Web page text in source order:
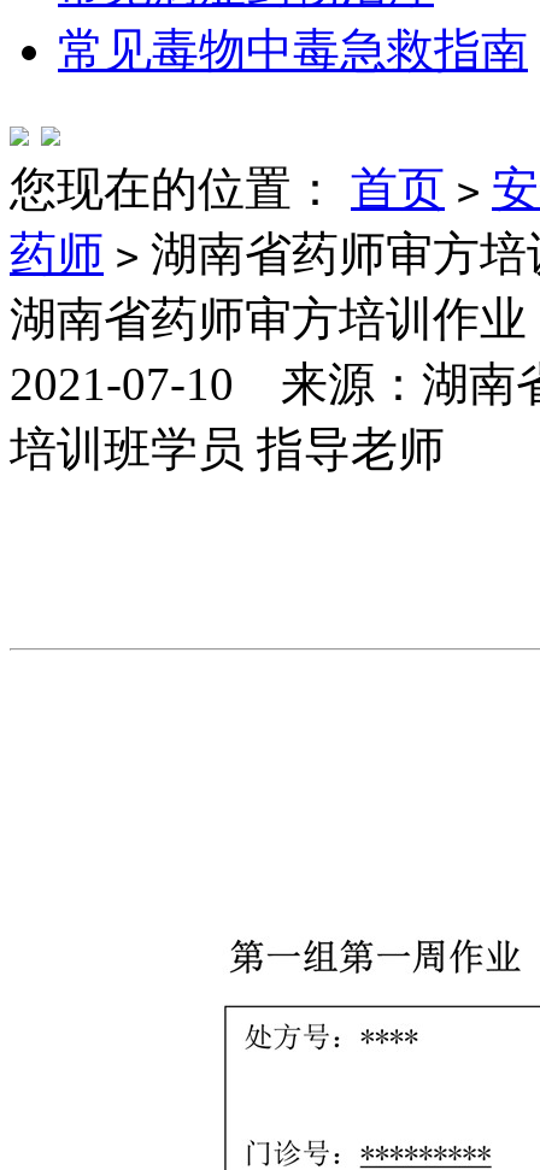
常见毒物中毒急救指南
您现在的位置： 首页 >
药师 > 湖南省药师审方
湖南省药师审方培训作业
2021-07-10 来源：湖
培训班学员 指导老师